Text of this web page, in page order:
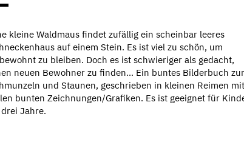
kleine Waldmaus findet zufällig ein scheinbar leeres
auf einem Stein. Es ist viel zu schön, um
zu bleiben. Doch es ist schwieriger als gedacht,
neuen Bewohner zu finden... Ein buntes Bilderbuch
und Staunen, geschrieben in kleinen Reimen mit
bunten Zeichnungen/Grafiken. Es ist geeignet für
Jahre.